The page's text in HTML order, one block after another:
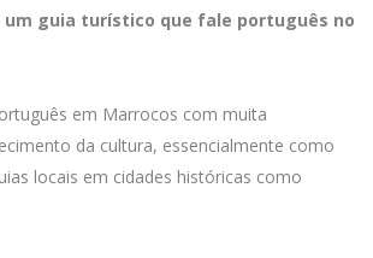
um guia turístico que fale português no
em Marrocos com muita
da cultura, essencialmente como
locais em cidades históricas como